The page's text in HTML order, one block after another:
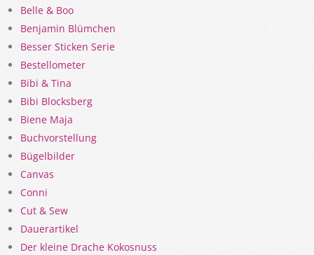
Belle & Boo
Benjamin Blümchen
Besser Sticken Serie
Bestellometer
Bibi & Tina
Bibi Blocksberg
Biene Maja
Buchvorstellung
Bügelbilder
Canvas
Conni
Cut & Sew
Dauerartikel
Der kleine Drache Kokosnuss